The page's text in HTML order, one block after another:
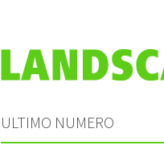
ULTIMO NUMERO